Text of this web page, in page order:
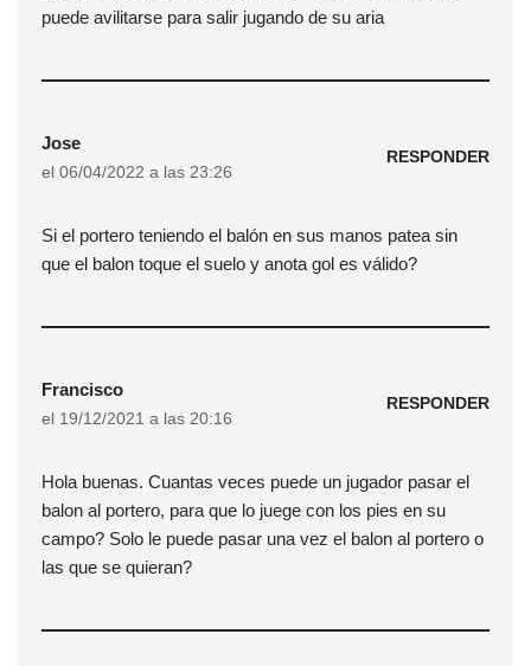
puede avilitarse para salir jugando de su aria
Jose
el 06/04/2022 a las 23:26
RESPONDER
Si el portero teniendo el balón en sus manos patea sin
que el balon toque el suelo y anota gol es válido?
Francisco
el 19/12/2021 a las 20:16
RESPONDER
Hola buenas. Cuantas veces puede un jugador pasar el
balon al portero, para que lo juege con los pies en su
campo? Solo le puede pasar una vez el balon al portero o
las que se quieran?